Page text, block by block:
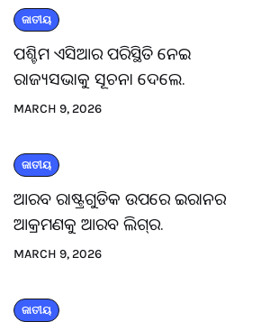
ଜାତୀୟ
ପଶ୍ଚିମ ଏସିଆର ପରିସ୍ଥିତି ନେଇ
ରାଜ୍ୟସଭାକୁ ସୂଚନା ଦେଲେ.
MARCH 9, 2026
ଜାତୀୟ
ଆରବ ରାଷ୍ଟ୍ରଗୁଡିକ ଉପରେ ଇରାନର
ଆକ୍ରମଣକୁ ଆରବ ଲିଗ୍‌ର.
MARCH 9, 2026
ଜାତୀୟ